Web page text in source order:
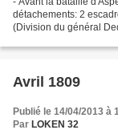
détachements: 2
(Division du général
Avril 1809
Publié le 14/04/2013 à
Par LOKEN 32